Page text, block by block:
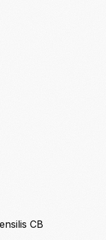
CB